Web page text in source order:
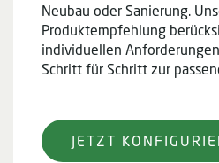
Neubau oder Sanierung.
Produktempfehlung
individuellen
Schritt für Schritt zur
JETZT